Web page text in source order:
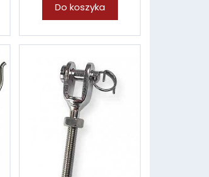
Do koszyka